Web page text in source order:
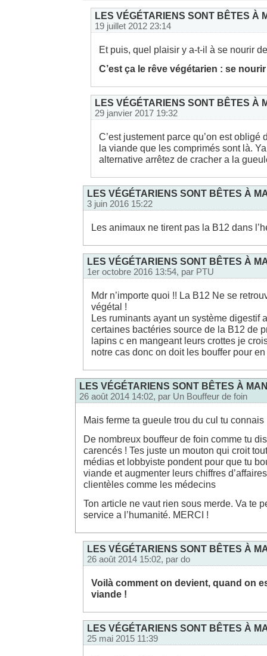
LES VÉGÉTARIENS SONT BÊTES À
19 juillet 2012 23:14
Et puis, quel plaisir y a-t-il à se nourir
C’est ça le rêve végétarien : se
LES VÉGÉTARIENS SONT BÊTES À
29 janvier 2017 19:32
C’est justement parce qu’on est obligé
la viande que les comprimés sont là.
alternative arrêtez de cracher a la
LES VÉGÉTARIENS SONT BÊTES À
3 juin 2016 15:22
Les animaux ne tirent pas la B12 dans
LES VÉGÉTARIENS SONT BÊTES À
1er octobre 2016 13:54, par PTU
Mdr n’importe quoi !! La B12 Ne se
végétal !
Les ruminants ayant un système digestif
certaines bactéries source de la B12 de
lapins c en mangeant leurs crottes je
notre cas donc on doit les bouffer pour
LES VÉGÉTARIENS SONT BÊTES À
26 août 2014 14:02, par Un Bouffeur de foin
Mais ferme ta gueule trou du cul tu
De nombreux bouffeur de foin comme tu
carencés ! Tes juste un mouton qui croit
médias et lobbyiste pondent pour que tu
viande et augmenter leurs chiffres
clientèles comme les médecins
Ton article ne vaut rien sous merde. Va te
service a l’humanité. MERCI !
LES VÉGÉTARIENS SONT BÊTES À
26 août 2014 15:02, par do
Voilà comment on devient, quand on
viande !
LES VÉGÉTARIENS SONT BÊTES À
25 mai 2015 11:39